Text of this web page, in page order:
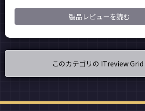
製品レビューを読む
このカテゴリの ITreview Grid